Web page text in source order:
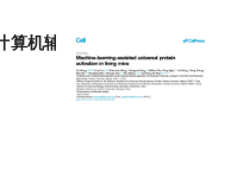
机辅助邻近激活策略方面最